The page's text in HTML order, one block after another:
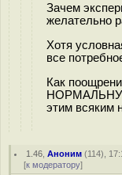
Зачем
желательно
Хотя
все
Как
НОРМАЛЬНУЮ
этим всяким
1.46 ,Аноним (114),
[к модератору]